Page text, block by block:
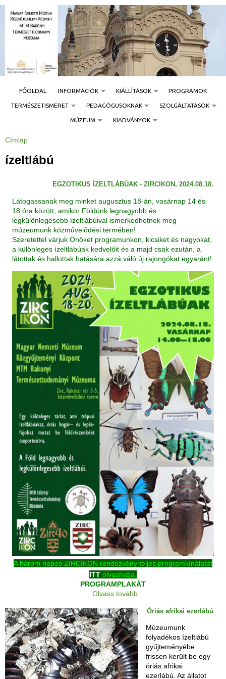
Jump to navigation
FŐOLDAL INFORMÁCIÓK KIÁLLÍTÁSOK PROGRAMOK
TERMÉSZETISMERET PEDAGÓGUSOKNAK SZOLGÁLTATÁSOK
MÚZEUM KIADVÁNYOK
J
l
e
Címlap
ízeltlábú
EGZOTIKUS ÍZELTLÁBÚAK - ZIRCIKON, 2024.08.18.
Látogassanak meg minket augusztus 18-án, vasárnap 14 és
18 óra között, amikor Földünk legnagyobb és
legkülönlegesebb ízeltlábúival ismerkedhetnek meg
múzeumunk közművelődési termében!
Szeretettel várjuk Önöket programunkon, kicsiket és nagyokat,
a különleges ízeltlábúak kedvelőit és a majd csak ezután, a
látottak és hallottak hatására azzá váló új rajongókat egyaránt!
A három napos ZIRCIKON rendezvény teljes programkínálatát
ITT olvashatja.
PROGRAMPLAKÁT
Olvass tovább
Óriás afrikai ezerlábú
Múzeumunk
folyadékos ízeltlábú
gyűjteményébe
frissen került be egy
óriás afrikai
ezerlábú. Az állatot